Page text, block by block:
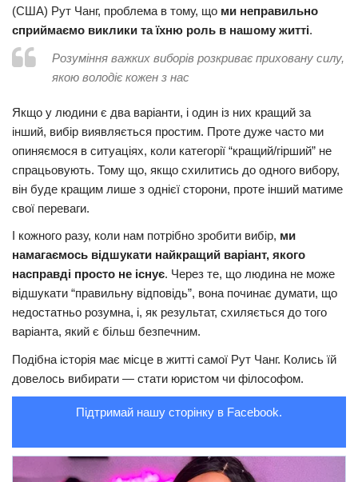
Кримінал
Трагедії
Курйози
Суспільство
Культура
Шоу-біз
#Війна
(США) Рут Чанг, проблема в тому, що ми неправильно
сприймаємо виклики та їхню роль в нашому житті.
Розуміння важких виборів розкриває приховану силу,
якою володіє кожен з нас
Якщо у людини є два варіанти, і один із них кращий за
інший, вибір виявляється простим. Проте дуже часто ми
опиняємося в ситуаціях, коли категорії “кращий/гірший” не
спрацьовують. Тому що, якщо схилитись до одного вибору,
він буде кращим лише з однієї сторони, проте інший матиме
свої переваги.
І кожного разу, коли нам потрібно зробити вибір, ми
намагаємось відшукати найкращий варіант, якого
насправді просто не існує. Через те, що людина не може
відшукати “правильну відповідь”, вона починає думати, що
недостатньо розумна, і, як результат, схиляється до того
варіанта, який є більш безпечним.
Подібна історія має місце в житті самої Рут Чанг. Колись їй
довелось вибирати — стати юристом чи філософом.
Підтримай нашу сторінку в Facebook.